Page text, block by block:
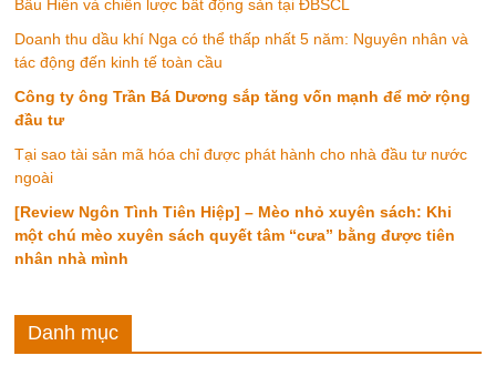
Bầu Hiển và chiến lược bất động sản tại ĐBSCL
Doanh thu dầu khí Nga có thể thấp nhất 5 năm: Nguyên nhân và
tác động đến kinh tế toàn cầu
Công ty ông Trần Bá Dương sắp tăng vốn mạnh để mở rộng
đầu tư
Tại sao tài sản mã hóa chỉ được phát hành cho nhà đầu tư nước
ngoài
[Review Ngôn Tình Tiên Hiệp] – Mèo nhỏ xuyên sách: Khi
một chú mèo xuyên sách quyết tâm “cưa” bằng được tiên
nhân nhà mình
Danh mục